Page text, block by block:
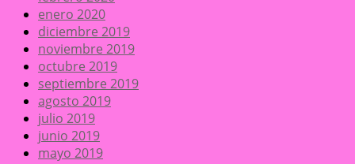
enero 2020
diciembre 2019
noviembre 2019
octubre 2019
septiembre 2019
agosto 2019
julio 2019
junio 2019
mayo 2019